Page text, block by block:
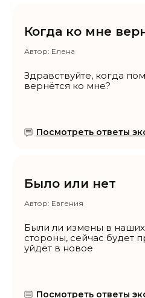
Когда ко мне
Автор: Елена
Здравствуйте, когда
вернётся ко мне?
Посмотреть ответы
Было или нет
Автор: Евгения
Были ли измены в
стороны, сейчас будет
уйдёт в новое
Посмотреть ответы